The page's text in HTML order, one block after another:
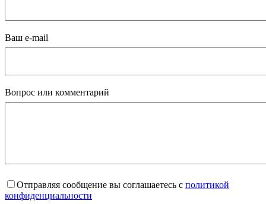
Ваш e-mail
Вопрос или комментарий
Отправляя сообщение вы соглашаетесь с политикой
конфиденциальности